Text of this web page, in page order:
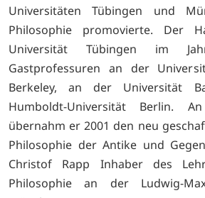
Universitäten Tübingen und
Philosophie promovierte. Der
Universität Tübingen im
Gastprofessuren an der
Berkeley, an der Universität
Humboldt-Universität Berlin.
übernahm er 2001 den neu
Philosophie der Antike und
Christof Rapp Inhaber des
Philosophie an der Ludwig-